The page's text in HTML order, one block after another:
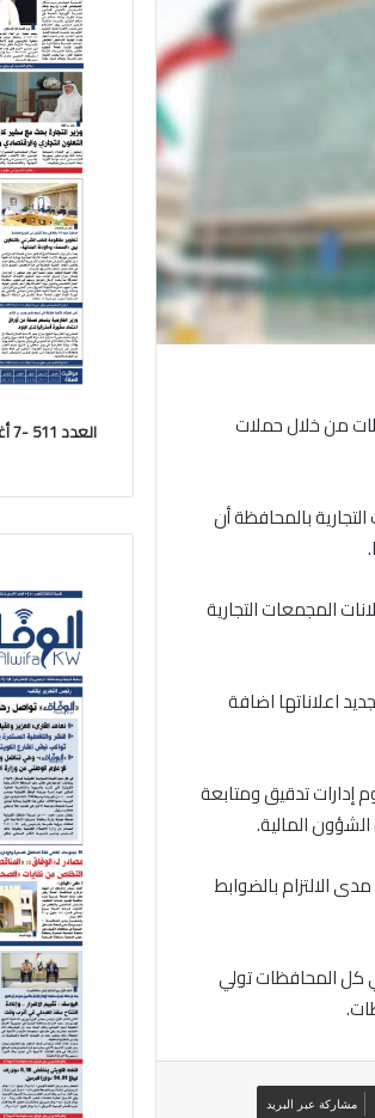
من خلال حملات
بالمحافظة أن
المجمعات التجارية
وخالف 9 محال تجارية لعدم تجديد اعلاناتها اضافة
إدارات تدقيق ومتابعة
الشؤون المالية.
الالتزام بالضوابط
في كل المحافظات تولي
مشاركة عبر البريد
العدد 511 -7 أغسطس 2026 - السنة الثالثة